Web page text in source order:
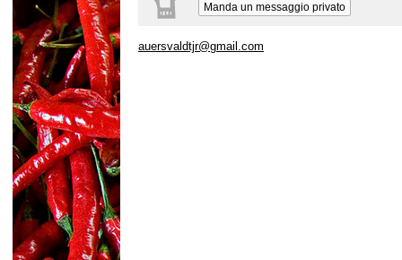
Manda un messaggio privato
auersvaldtjr@gmail.com